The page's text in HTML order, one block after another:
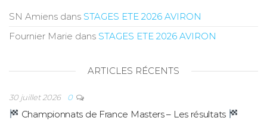
SN Amiens dans STAGES ETE 2026 AVIRON
Fournier Marie dans STAGES ETE 2026 AVIRON
ARTICLES RÉCENTS
30 juillet 2026 0
Championnats de France Masters – Les résultats